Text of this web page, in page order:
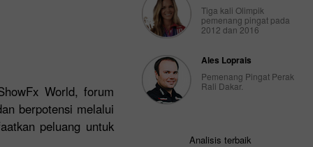
World, forum
berpotensi melalui
peluang untuk
Tiga kali Olimpik
pemenang pingat pada
2012 dan 2016
Ales Loprais
Pemenang Pingat Perak
Rali Dakar.
Analisis terbaik